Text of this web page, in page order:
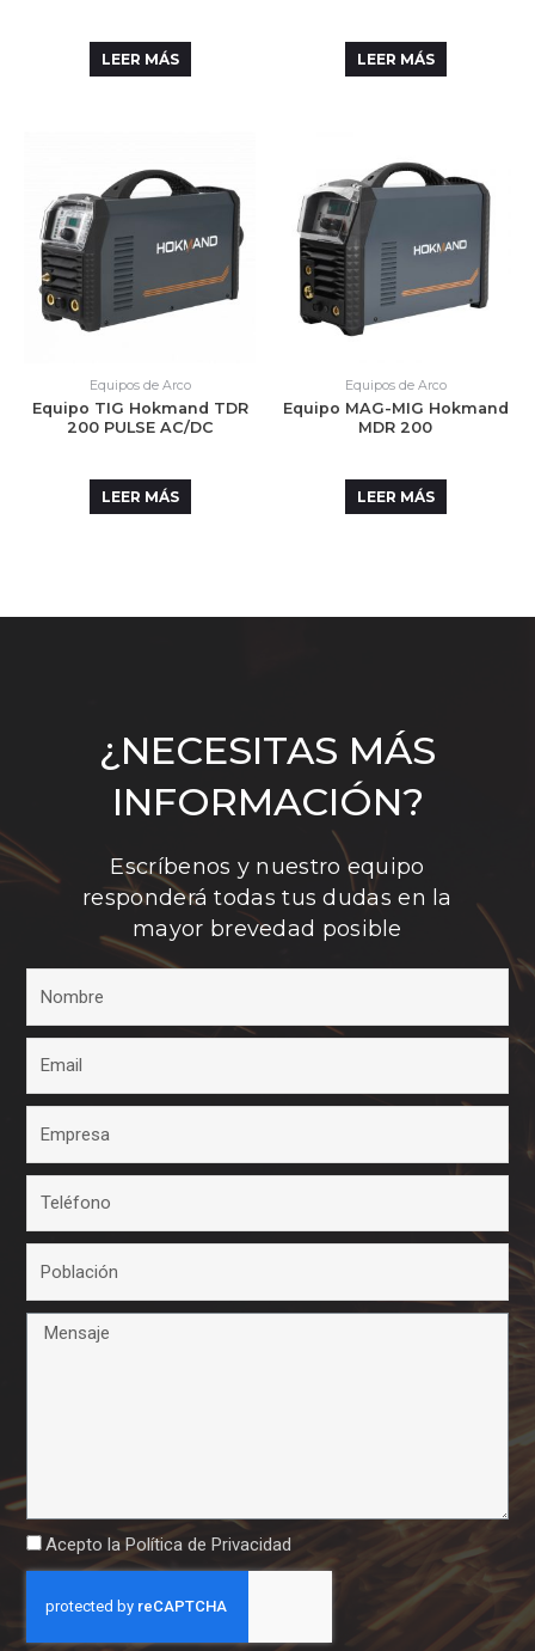
LEER MÁS LEER MÁS
Equipos de Arco
Equipo TIG Hokmand TDR
200 PULSE AC/DC
LEER MÁS
Equipos de Arco
Equipo MAG-MIG Hokmand
MDR 200
LEER MÁS
¿NECESITAS MÁS
INFORMACIÓN?
Escríbenos y nuestro equipo
responderá todas tus dudas en la
mayor brevedad posible
Acepto la Política de Privacidad